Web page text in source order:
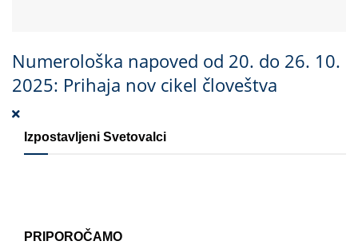
Numerološka napoved od 20. do 26. 10.
2025: Prihaja nov cikel človeštva
Izpostavljeni Svetovalci
PRIPOROČAMO